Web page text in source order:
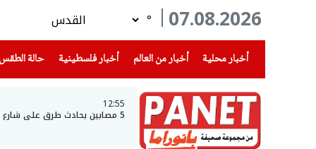
07.08.2026
°
أخبار محلية
(current) أخبار من العالم أخبار فلسطينية(current) حالة الطقس
12:55
5 مصابين بحادث طرق على شارع 90 جنوبي البحر الميت